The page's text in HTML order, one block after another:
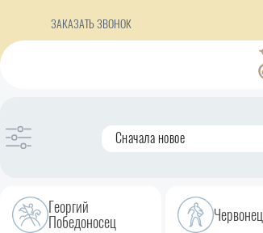
ЗАКАЗАТЬ ЗВОНОК
Сначала новое
Георгий
Победоносец Червонец